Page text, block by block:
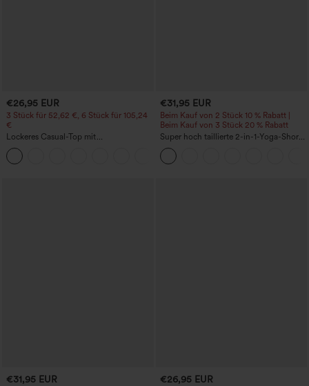
€26,95 EUR
3 Stück für 52,62 €, 6 Stück für 105,24
€
Lockeres Casual-Top mit
Rundhalsausschnitt und
Fledermausärmeln
€31,95 EUR
Beim Kauf von 2 Stück 10 % Rabatt |
Beim Kauf von 3 Stück 20 % Rabatt
Super hoch taillierte 2-in-1-Yoga-Shorts
mit Gesäßtasche und Seitentasche-
längere Länge
€31,95 EUR €26,95 EUR